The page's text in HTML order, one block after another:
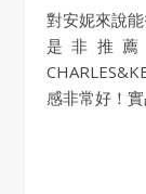
對安妮來說能找到設計感與質感都非常好的平價單品可
是非推
感非常好！